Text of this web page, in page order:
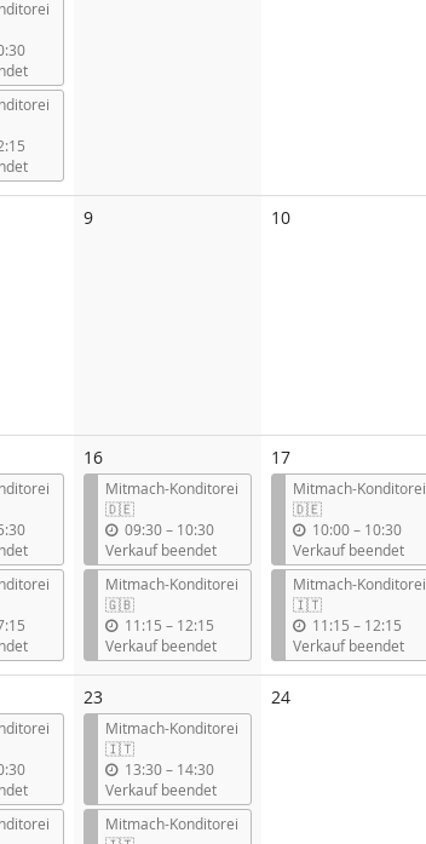
9Keine
10Keine
16
Mitmach-Konditorei
🇩🇪
09:30–b
i
s
10:30
Verkauf beendet
Mitmach-Konditorei
🇬🇧
11:15 –b
i
s
12:15
Verkauf beendet
17
Mitmach-Konditorei
🇩🇪
10:00–b
i
s
10:30
Verkauf beendet
Mitmach-Konditorei
🇮🇹
11:15 –b
i
s
12:15
Verkauf beendet
23
Mitmach-Konditorei
🇮🇹
13:30–b
i
s
14:30
Verkauf beendet
Mitmach-Konditorei
24Keine